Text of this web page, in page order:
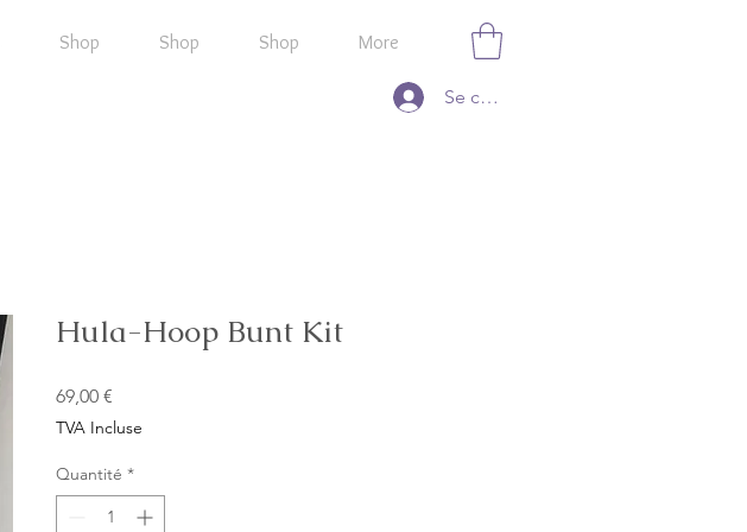
Shop Shop Shop More
Se connecter
Hula-Hoop Bunt Kit
69,00 €
TVA Incluse
Quantité *